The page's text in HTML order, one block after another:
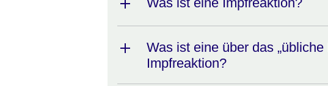
Was ist eine über das
Impfreaktion?